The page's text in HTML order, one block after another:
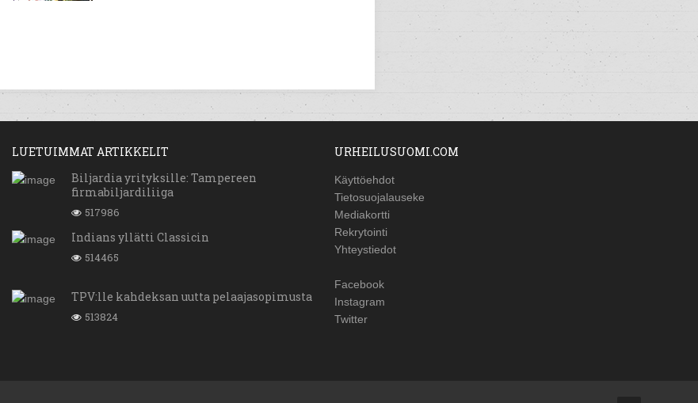
LUETUIMMAT ARTIKKELIT
Biljardia yrityksille: Tampereen
firmabiljardiliiga
517986
Indians yllätti Classicin
514465
TPV:lle kahdeksan uutta pelaajasopimusta
513824
URHEILUSUOMI.COM
Käyttöehdot
Tietosuojalauseke
Mediakortti
Rekrytointi
Yhteystiedot
Facebook
Instagram
Twitter